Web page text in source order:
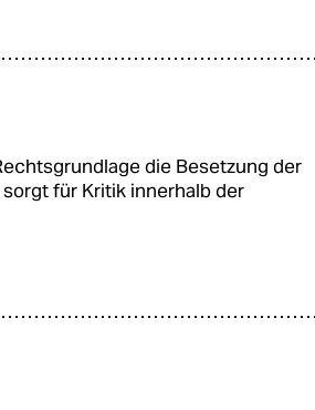
die Besetzung der
für Kritik innerhalb der